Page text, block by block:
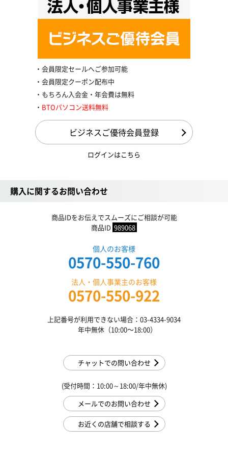
会員限定セールへご参加可能
会員限定クーポン配布中
もちろん入会金・年会費は無料
BTOパソコン送料無料
ビジネスご優待会員登録
ログインはこちら
購入に関するお問い合わせ
商品IDをお伝えでスムーズにご相談が可能
商品ID 989068
個人のお客様
0570-550-760
法人・個人事業主のお客様
0570-550-922
上記番号が利用できない場合：03-4334-9034
年中無休（10:00〜18:00）
チャットでの問い合わせ
(受付時間：10:00～18:00/年中無休)
メールでのお問い合わせ
お近くの店舗で相談する